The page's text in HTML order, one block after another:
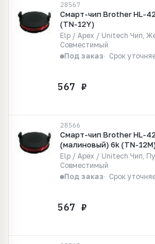
28567
Смарт-чип Brother HL-
(TN-12Y)
Elp / Apex / Unitech Чип,
Совместимый
Под заказ
Срок
28566
Смарт-чип Brother HL-
(малиновый) 6k (TN-
Elp / Apex / Unitech Чип,
Совместимый
Под заказ
Срок